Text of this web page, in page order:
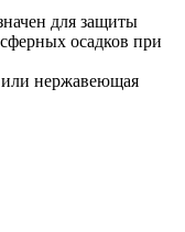
для защиты
осадков при
или нержавеющая